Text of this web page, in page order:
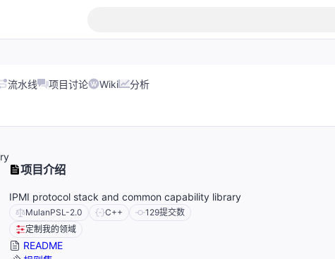
流水线 项目讨论 Wiki 分析
项目介绍
IPMI protocol stack and common capability library
MulanPSL-2.0 C++ 129提交数
定制我的领域
README